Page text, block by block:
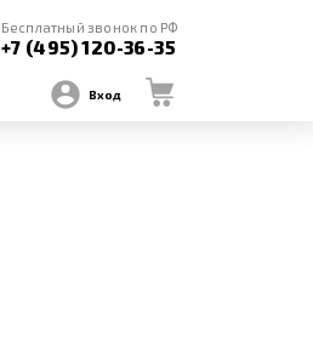
Бесплатный звонок по РФ
+7 (495) 120-36-35
Вход